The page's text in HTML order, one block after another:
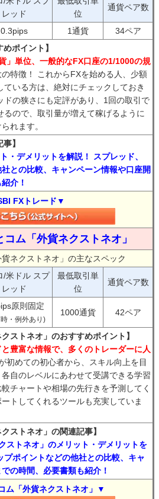
レッド
位
通貨ペア数
0.3pips 1通貨
34ペア
ポイント】
貨」単位、一般的なFX口座の1/1000の規
特徴！ これからFXを始める人、少額
いる方は、絶対にチェックしておき
ドの狭さにも定評があり、1回の取引で
ので、取引量が増えて稼げるように
れます。
】
・デメリットを解説！ スプレッド、
との比較、キャンペーン情報や口座開
介！
FXトレード▼
ム「外貨ネクストネオ」
ネクストネオ」の主なスペック
/米ドル スプ
レッド
最低取引単
位
通貨ペア数
原則固定
・例外あり)
1000通貨 42ペア
ストネオ」のおすすめポイント】
豊富な情報で、多くのトレーダーに人
初めての初心者から、スキル向上を目
自のレベルにあわせて受講できる学習
チャートや相場の先行きを予測してく
トしてくれるツールも充実していま
ストネオ」の関連記事】
ストネオ」のメリット・デメリットを
プポイントなどの他社との比較、キャ
の時間、必要書類も紹介！
ム「外貨ネクストネオ」▼